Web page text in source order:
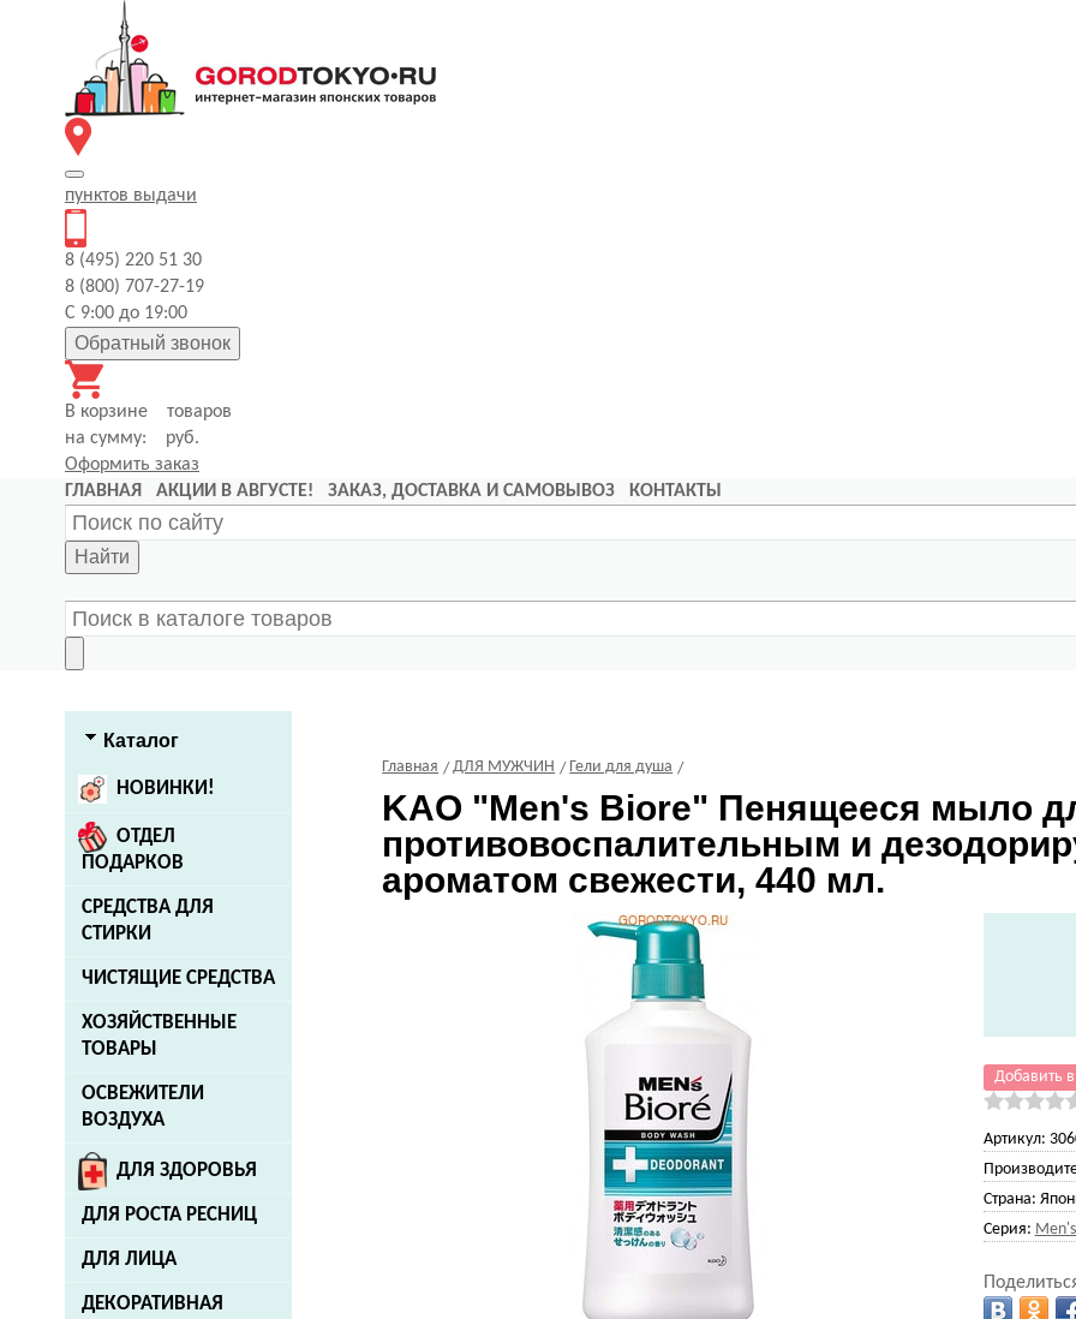
пунктов выдачи
8 (495) 220 51 30
8 (800) 707-27-19
С 9:00 до 19:00
Обратный звонок
В корзине
товаров
на сумму:
руб.
Оформить заказ
ГЛАВНАЯ
АКЦИИ В АВГУСТЕ! ЗАКАЗ, ДОСТАВКА И САМОВЫВОЗ КОНТАКТЫ
Найти
Каталог
НОВИНКИ!
ОТДЕЛ
ПОДАРКОВ
СРЕДСТВА ДЛЯ
СТИРКИ
ЧИСТЯЩИЕ СРЕДСТВА
ХОЗЯЙСТВЕННЫЕ
ТОВАРЫ
ОСВЕЖИТЕЛИ
ВОЗДУХА
ДЛЯ ЗДОРОВЬЯ
ДЛЯ РОСТА РЕСНИЦ
ДЛЯ ЛИЦА
ДЕКОРАТИВНАЯ
Главная ДЛЯ МУЖЧИН Гели для душа
KAO "Men's Biore" Пенящееся мыло
противовоспалительным и
ароматом свежести, 440 мл.
Добавить
Артикул:
Страна:
Серия: